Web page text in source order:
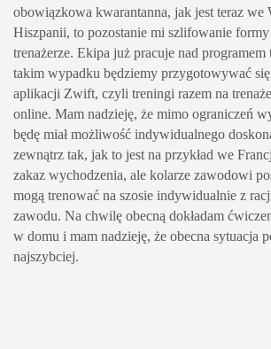
obowiązkowa kwarantanna, jak jest teraz we
Hiszpanii, to pozostanie mi szlifowanie
trenażerze. Ekipa już pracuje nad
takim wypadku będziemy przygotowywać
aplikacji Zwift, czyli treningi razem na
online. Mam nadzieję, że mimo ograniczeń
będę miał możliwość indywidualnego
zewnątrz tak, jak to jest na przykład we
zakaz wychodzenia, ale kolarze zawodowi
mogą trenować na szosie indywidualnie z
zawodu. Na chwilę obecną dokładam
w domu i mam nadzieję, że obecna sytuacja
najszybciej.